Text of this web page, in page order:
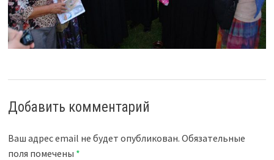
Добавить комментарий
Ваш адрес email не будет опубликован. Обязательные
поля помечены *